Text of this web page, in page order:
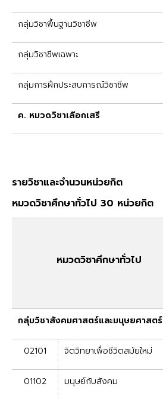
กลุ่มวิชาพื้นฐานวิชาชีพ
กลุ่มวิชาชีพเฉพาะ
กลุ่มการฝึกประสบการณ์วิชาชีพ
ค. หมวดวิชาเลือกเสรี
รายวิชาและจำนวนหน่วยกิต
หมวดวิชาศึกษาทั่วไป 30 หน่วยกิต
หมวดวิชาศึกษาทั่วไป
กลุ่มวิชาสังคมศาสตร์และมนุษยศาสตร์
02101 จิตวิทยาเพื่อชีวิตสมัยใหม่
01102 มนุษย์กับสังคม